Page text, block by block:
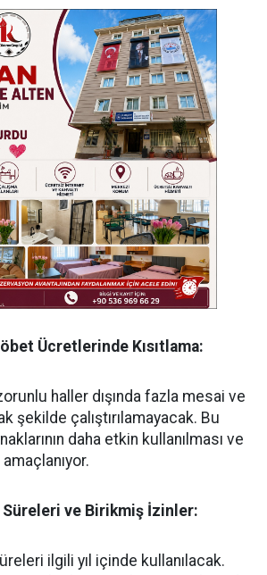
Ücretlerinde Kısıtlama:
haller dışında fazla mesai ve
şekilde çalıştırılamayacak. Bu
daha etkin kullanılması ve
Süreleri ve Birikmiş İzinler:
ilgili yıl içinde kullanılacak.